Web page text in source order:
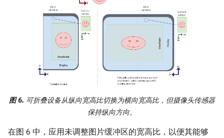
图 6. 可折叠设备从纵向宽高比切换为横向宽高比，但摄像头传感器
保持纵向方向。
在图 6 中，应用未调整图片缓冲区的宽高比，以便其能够